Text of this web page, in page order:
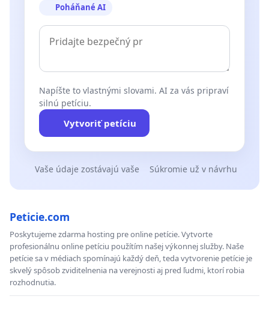
Poháňané AI
Napíšte to vlastnými slovami. AI za vás pripraví
silnú petíciu.
Vytvoriť petíciu
Vaše údaje zostávajú vaše Súkromie už v návrhu
Peticie.com
Poskytujeme zdarma hosting pre online petície. Vytvorte
profesionálnu online petíciu použítím našej výkonnej služby. Naše
petície sa v médiach spomínajú každý deň, teda vytvorenie petície je
skvelý spôsob zviditelnenia na verejnosti aj pred ľudmi, ktorí robia
rozhodnutia.